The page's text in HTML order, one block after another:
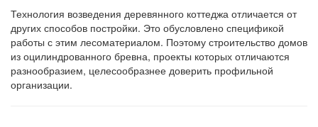
Технология возведения деревянного коттеджа отличается от
других способов постройки. Это обусловлено спецификой
работы с этим лесоматериалом. Поэтому строительство домов
из оцилиндрованного бревна, проекты которых отличаются
разнообразием, целесообразнее доверить профильной
организации.